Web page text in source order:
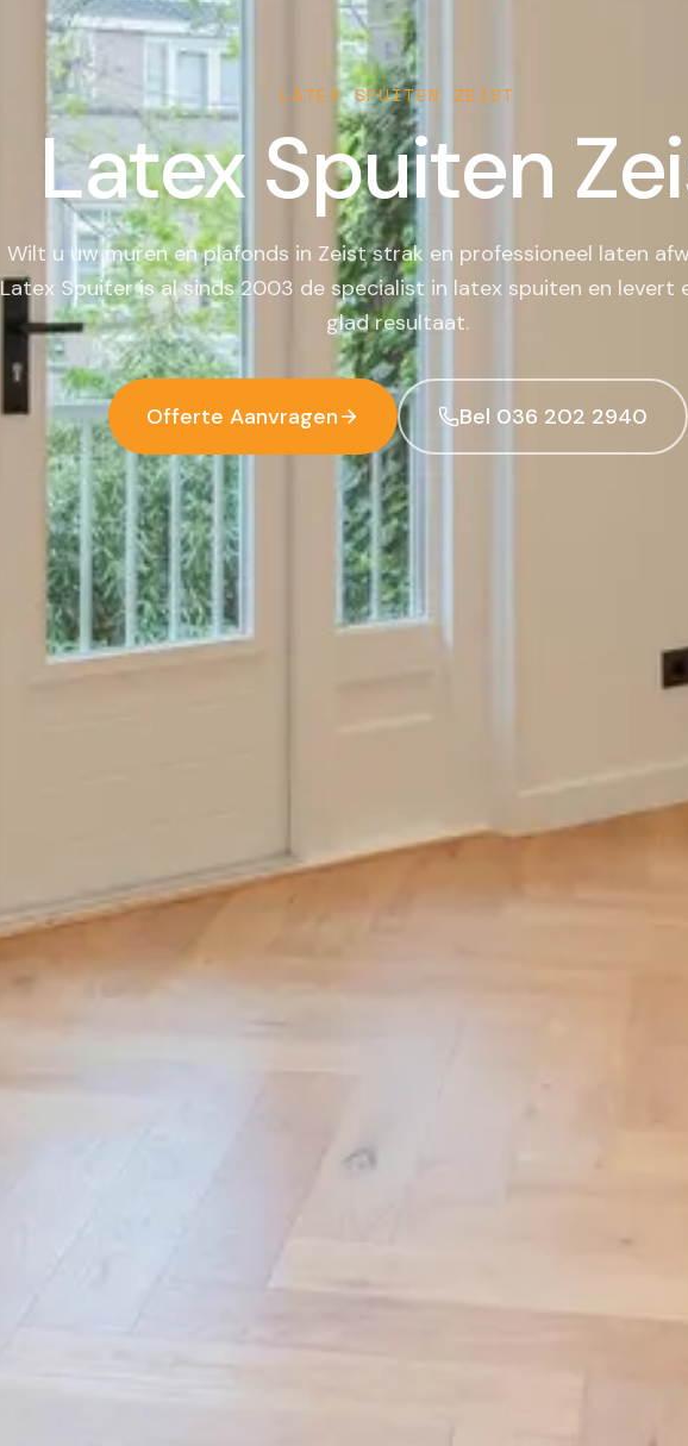
LATEX SPUITEN ZEIST
Latex Spuiten
Wilt u uw muren en plafonds in Zeist strak en professioneel laten
Latex Spuiter is al sinds 2003 de specialist in latex spuiten en levert
glad resultaat.
Offerte Aanvragen Bel 036 202 2940